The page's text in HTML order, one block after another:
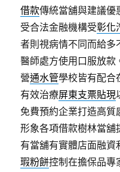
借款傳統當舖與建議優
受合法金融機構受彰化
者則視病情不同而給多
醫師處方使用口服放
營通水管學校皆有配合
有效治療屏東支票貼現
免費預約企業打造高質
形象各項借款樹林當舖
有當舖有實體店面融
瑕粉餅控制在擔保品專